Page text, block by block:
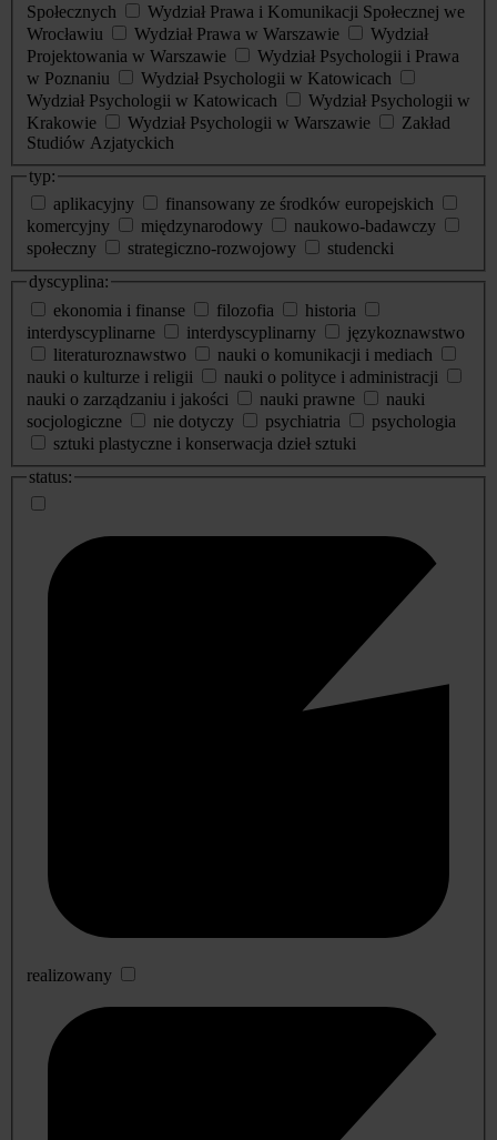
Społecznych
Wydział Prawa i Komunikacji Społecznej we
Wrocławiu
Wydział Prawa w Warszawie
Wydział
Projektowania w Warszawie
Wydział Psychologii i Prawa
w Poznaniu
Wydział Psychologii w Katowicach
Wydział Psychologii w Katowicach
Wydział Psychologii w
Krakowie
Wydział Psychologii w Warszawie
Zakład
Studiów Azjatyckich
typ:
aplikacyjny
finansowany ze środków europejskich
komercyjny
międzynarodowy
naukowo-badawczy
społeczny
strategiczno-rozwojowy
studencki
dyscyplina:
ekonomia i finanse
filozofia
historia
interdyscyplinarne
interdyscyplinarny
językoznawstwo
literaturoznawstwo
nauki o komunikacji i mediach
nauki o kulturze i religii
nauki o polityce i administracji
nauki o zarządzaniu i jakości
nauki prawne
nauki
socjologiczne
nie dotyczy psychiatria
psychologia
sztuki plastyczne i konserwacja dzieł sztuki
status:
realizowany